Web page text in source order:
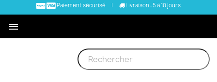
Paiement sécurisé | Livraison : 5 à 10 jours
